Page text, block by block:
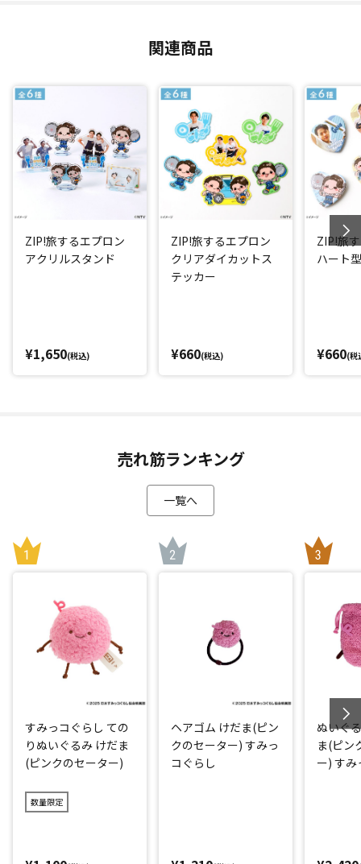
関連商品
ZIP!旅するエプロン
アクリルスタンド
¥1,650(税込)
ZIP!旅するエプロン
クリアダイカットス
テッカー
¥660(税込)
ZIP!旅
ハート
¥660(税
売れ筋ランキング
一覧へ
すみっコぐらし ての
りぬいぐるみ けだま
(ピンクのセーター)
数量限定
ヘアゴム けだま(ピン
クのセーター) すみっ
コぐらし
ぬいぐ
ま(ピン
ー) すみ